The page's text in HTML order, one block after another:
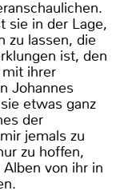
sie in der Lage,
zu lassen, die
ist, den
ihrer
Johannes
etwas ganz
der
jemals zu
zu hoffen,
von ihr in